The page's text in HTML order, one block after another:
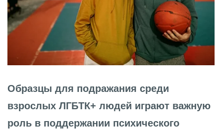
Образцы для подражания среди
взрослых ЛГБТК+ людей играют важную
роль в поддержании психического